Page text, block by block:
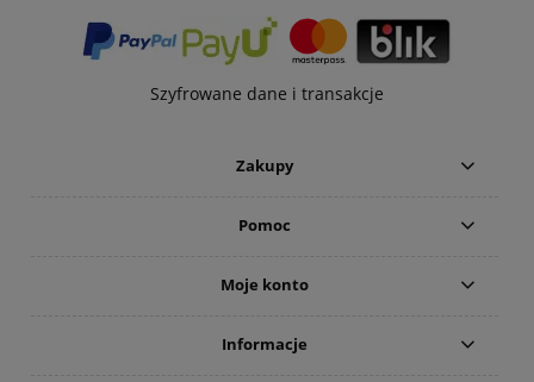
Szyfrowane dane i transakcje
Zakupy
Pomoc
Moje konto
Informacje